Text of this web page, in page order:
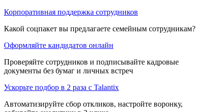
Корпоративная поддержка сотрудников
Какой соцпакет вы предлагаете семейным сотрудникам?
Оформляйте кандидатов онлайн
Проверяйте сотрудников и подписывайте кадровые
документы без бумаг и личных встреч
Ускорьте подбор в 2 раза с Talantix
Автоматизируйте сбор откликов, настройте воронку,